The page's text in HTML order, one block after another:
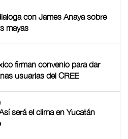
con James Anaya sobre
mayas
firman convenio para dar
usuarias del CREE
será el clima en Yucatán